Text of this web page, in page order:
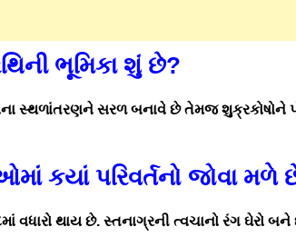
ભૂમિકા શું છે?
સ્થળાંતરણને સરળ બનાવે છે તેમજ શુક્રકોષોને
કયાં પરિવર્તનો જોવા મળે
વધારો થાય છે. સ્તનાગ્રની ત્વચાનો રંગ ઘેરો બને